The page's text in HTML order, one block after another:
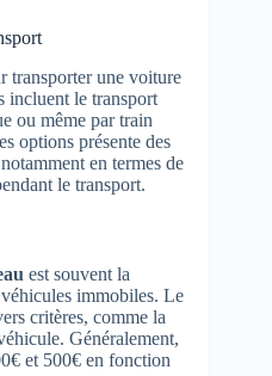
transporter une voiture
incluent le transport
ou même par train
options présente des
en termes de
le transport.
est souvent la
immobiles. Le
critères, comme la
Généralement,
et 500€ en fonction